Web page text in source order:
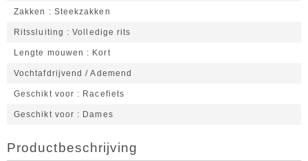
Zakken Steekzakken
Ritssluiting Volledige rits
Lengte mouwen Kort
Vochtafdrijvend / Ademend
Geschikt voor Racefiets
Geschikt voor Dames
Productbeschrijving